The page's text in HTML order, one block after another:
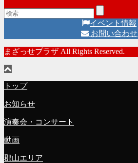
イベント情報
お問い合わせ
まざっせプラザ All Rights Reserved.
トップ
お知らせ
演奏会・コンサート
動画
郡山エリア